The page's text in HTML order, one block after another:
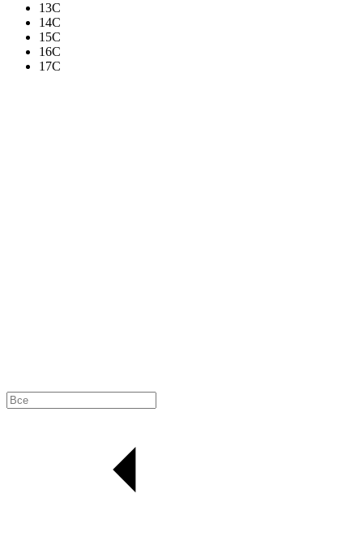
13C
14C
15C
16C
17C